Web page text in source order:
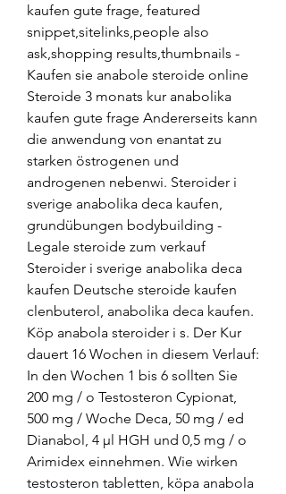
kaufen gute frage, featured
snippet,sitelinks,people also
ask,shopping results,thumbnails -
Kaufen sie anabole steroide online
Steroide 3 monats kur anabolika
kaufen gute frage Andererseits kann
die anwendung von enantat zu
starken östrogenen und
androgenen nebenwi. Steroider i
sverige anabolika deca kaufen,
grundübungen bodybuilding -
Legale steroide zum verkauf
Steroider i sverige anabolika deca
kaufen Deutsche steroide kaufen
clenbuterol, anabolika deca kaufen.
Köp anabola steroider i s. Der Kur
dauert 16 Wochen in diesem Verlauf:
In den Wochen 1 bis 6 sollten Sie
200 mg / o Testosteron Cypionat,
500 mg / Woche Deca, 50 mg / ed
Dianabol, 4 μl HGH und 0,5 mg / o
Arimidex einnehmen. Wie wirken
testosteron tabletten, köpa anabola